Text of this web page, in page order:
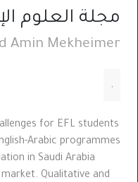
مجلة العلوم
Amin Mekheimer
.
for EFL students
Arabic programmes
in Saudi Arabia
Qualitative and